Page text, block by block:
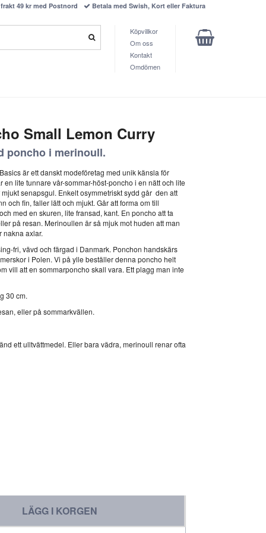
Small Lemon Curry
poncho i merinoull.
är ett danskt modeföretag med unik känsla för
en lite tunnare vår-sommar-höst-poncho i en nätt och lite
senapsgul. Enkelt osymmetriskt sydd går den att
och fin, faller lätt och mjukt. Går att forma om till
med en skuren, lite fransad, kant. En poncho att ta
på resan. Merinoullen är så mjuk mot huden att man
nakna axlar.
fri, vävd och färgad i Danmark. Ponchon handskärs
i Polen. Vi på ylle beställer denna poncho helt
vill att en sommarponcho skall vara. Ett plagg man inte
30 cm.
eller på sommarkvällen.
ett ulltvättmedel. Eller bara vädra, merinoull renar ofta
LÄGG I KORGEN
49 kr med Postnord Betala med Swish, Kort eller Faktura
Köpvillkor
Om oss
Kontakt
Omdömen